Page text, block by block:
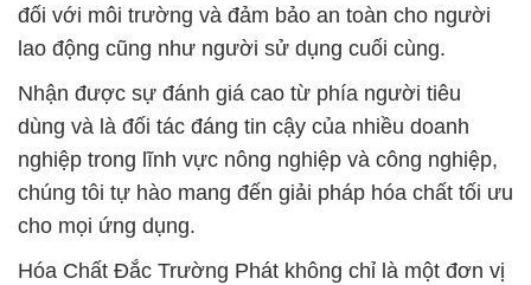
đối với môi trường và đảm bảo an toàn cho người
lao động cũng như người sử dụng cuối cùng.
Nhận được sự đánh giá cao từ phía người tiêu
dùng và là đối tác đáng tin cậy của nhiều doanh
nghiệp trong lĩnh vực nông nghiệp và công nghiệp,
chúng tôi tự hào mang đến giải pháp hóa chất tối ưu
cho mọi ứng dụng.
Hóa Chất Đắc Trường Phát không chỉ là một đơn vị